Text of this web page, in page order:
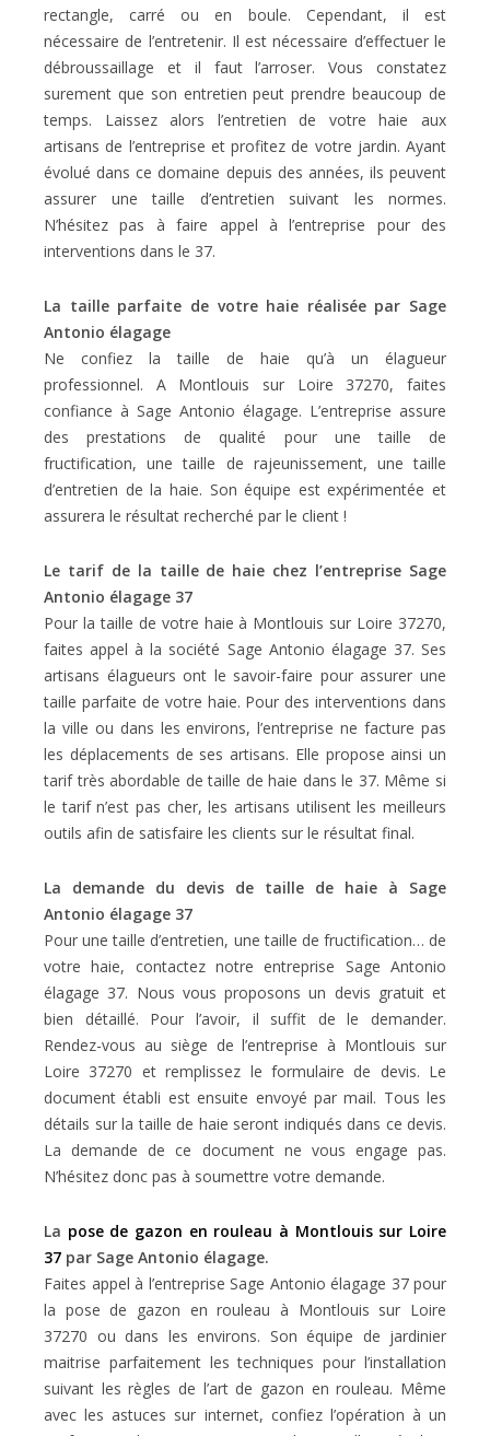
rectangle, carré ou en boule. Cependant, il est
nécessaire de l’entretenir. Il est nécessaire d’effectuer le
débroussaillage et il faut l’arroser. Vous constatez
surement que son entretien peut prendre beaucoup de
temps. Laissez alors l’entretien de votre haie aux
artisans de l’entreprise et profitez de votre jardin. Ayant
évolué dans ce domaine depuis des années, ils peuvent
assurer une taille d’entretien suivant les normes.
N’hésitez pas à faire appel à l’entreprise pour des
interventions dans le 37.
La taille parfaite de votre haie réalisée par Sage
Antonio élagage
Ne confiez la taille de haie qu’à un élagueur
professionnel. A Montlouis sur Loire 37270, faites
confiance à Sage Antonio élagage. L’entreprise assure
des prestations de qualité pour une taille de
fructification, une taille de rajeunissement, une taille
d’entretien de la haie. Son équipe est expérimentée et
assurera le résultat recherché par le client !
Le tarif de la taille de haie chez l’entreprise Sage
Antonio élagage 37
Pour la taille de votre haie à Montlouis sur Loire 37270,
faites appel à la société Sage Antonio élagage 37. Ses
artisans élagueurs ont le savoir-faire pour assurer une
taille parfaite de votre haie. Pour des interventions dans
la ville ou dans les environs, l’entreprise ne facture pas
les déplacements de ses artisans. Elle propose ainsi un
tarif très abordable de taille de haie dans le 37. Même si
le tarif n’est pas cher, les artisans utilisent les meilleurs
outils afin de satisfaire les clients sur le résultat final.
La demande du devis de taille de haie à Sage
Antonio élagage 37
Pour une taille d’entretien, une taille de fructification… de
votre haie, contactez notre entreprise Sage Antonio
élagage 37. Nous vous proposons un devis gratuit et
bien détaillé. Pour l’avoir, il suffit de le demander.
Rendez-vous au siège de l’entreprise à Montlouis sur
Loire 37270 et remplissez le formulaire de devis. Le
document établi est ensuite envoyé par mail. Tous les
détails sur la taille de haie seront indiqués dans ce devis.
La demande de ce document ne vous engage pas.
N’hésitez donc pas à soumettre votre demande.
La pose de gazon en rouleau à Montlouis sur Loire
37 par Sage Antonio élagage.
Faites appel à l’entreprise Sage Antonio élagage 37 pour
la pose de gazon en rouleau à Montlouis sur Loire
37270 ou dans les environs. Son équipe de jardinier
maitrise parfaitement les techniques pour l’installation
suivant les règles de l’art de gazon en rouleau. Même
avec les astuces sur internet, confiez l’opération à un